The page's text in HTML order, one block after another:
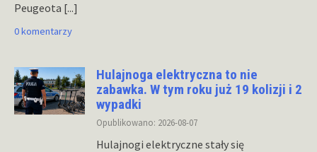
Peugeota [...]
0 komentarzy
Hulajnoga elektryczna to nie
zabawka. W tym roku już 19 kolizji i 2
wypadki
Opublikowano: 2026-08-07
Hulajnogi elektryczne stały się